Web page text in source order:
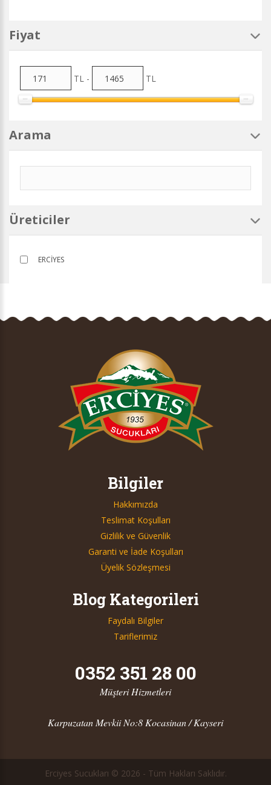
Fiyat
TL - TL
Arama
Üreticiler
ERCİYES
Bilgiler
Hakkımızda
Teslimat Koşulları
Gizlilik ve Güvenlik
Garanti ve İade Koşulları
Üyelik Sözleşmesi
Blog Kategorileri
Faydalı Bilgiler
Tariflerimiz
0352 351 28 00
Müşteri Hizmetleri
Karpuzatan Mevkii No:8 Kocasinan / Kayseri
Erciyes Sucukları © 2026 - Tüm Hakları Saklıdır.